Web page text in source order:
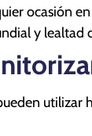
ocasión
y lealtad
utilizar